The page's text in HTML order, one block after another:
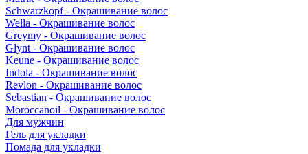
Schwarzkopf - Окрашивание волос
Wella - Окрашивание волос
Greymy - Окрашивание волос
Glynt - Окрашивание волос
Keune - Окрашивание волос
Indola - Окрашивание волос
Revlon - Окрашивание волос
Sebastian - Окрашивание волос
Moroccanoil - Окрашивание волос
Для мужчин
Гель для укладки
Помада для укладки